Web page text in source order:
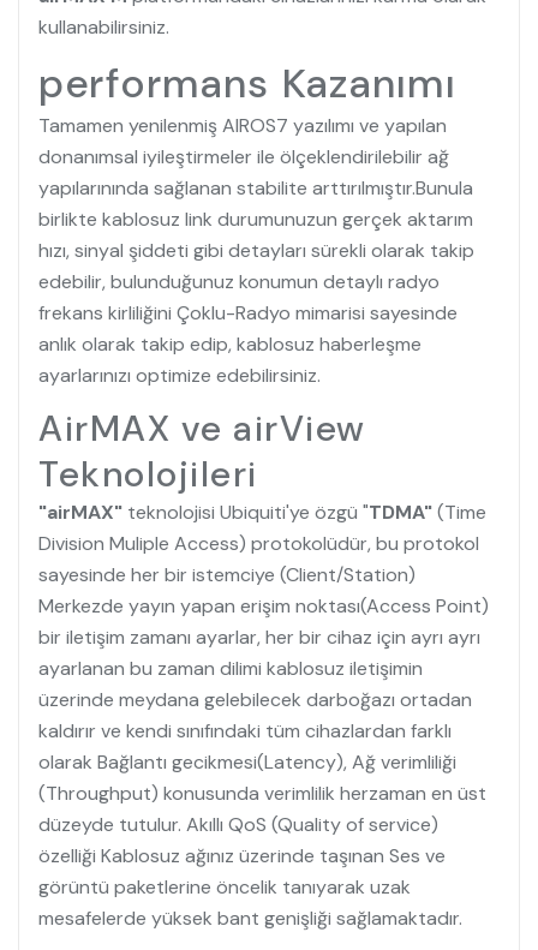
kullanabilirsiniz.
performans Kazanımı
Tamamen yenilenmiş AIROS7 yazılımı ve yapılan
donanımsal iyileştirmeler ile ölçeklendirilebilir ağ
yapılarınında sağlanan stabilite arttırılmıştır.Bunula
birlikte kablosuz link durumunuzun gerçek aktarım
hızı, sinyal şiddeti gibi detayları sürekli olarak takip
edebilir, bulunduğunuz konumun detaylı radyo
frekans kirliliğini Çoklu-Radyo mimarisi sayesinde
anlık olarak takip edip, kablosuz haberleşme
ayarlarınızı optimize edebilirsiniz.
AirMAX ve airView
Teknolojileri
"airMAX" teknolojisi Ubiquiti'ye özgü "TDMA"(Time
Division Muliple Access) protokolüdür, bu protokol
sayesinde her bir istemciye (Client/Station)
Merkezde yayın yapan erişim noktası(Access Point)
bir iletişim zamanı ayarlar, her bir cihaz için ayrı ayrı
ayarlanan bu zaman dilimi kablosuz iletişimin
üzerinde meydana gelebilecek darboğazı ortadan
kaldırır ve kendi sınıfındaki tüm cihazlardan farklı
olarak Bağlantı gecikmesi(Latency), Ağ verimliliği
(Throughput) konusunda verimlilik herzaman en üst
düzeyde tutulur. Akıllı QoS (Quality of service)
özelliği Kablosuz ağınız üzerinde taşınan Ses ve
görüntü paketlerine öncelik tanıyarak uzak
mesafelerde yüksek bant genişliği sağlamaktadır.